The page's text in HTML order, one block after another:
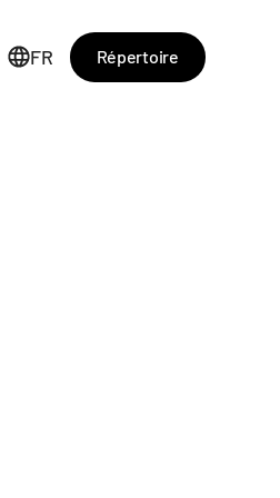
FR Répertoire